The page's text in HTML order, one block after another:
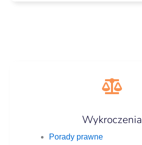
Wykroczenia
Pora­dy prawne